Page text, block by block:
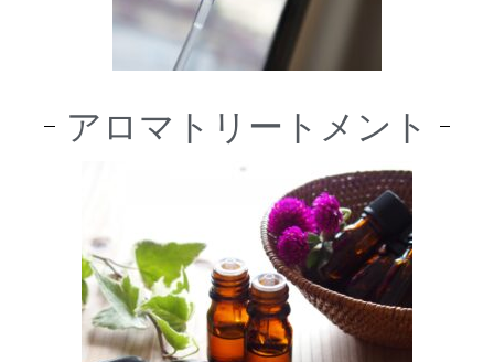
アロマトリートメント